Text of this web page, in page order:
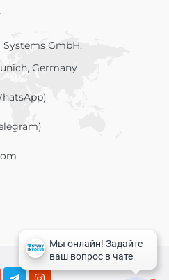
Systems GmbH,
Germany